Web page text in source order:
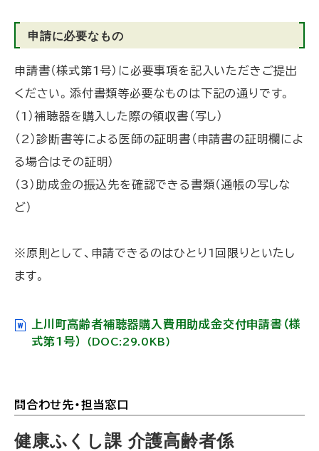
申請に必要なもの
申請書（様式第1号）に必要事項を記入いただきご提出
ください。添付書類等必要なものは下記の通りです。
（1）補聴器を購入した際の領収書（写し）
（2）診断書等による医師の証明書（申請書の証明欄によ
る場合はその証明）
（3）助成金の振込先を確認できる書類（通帳の写しな
ど）
※原則として、申請できるのはひとり1回限りといたし
ます。
上川町高齢者補聴器購入費用助成金交付申請書（様
式第1号）
（DOC:29.0KB）
ト
問合わせ先・担当窓口
健康ふくし課 介護高齢者係